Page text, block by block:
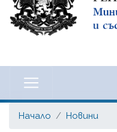
Начало Новини